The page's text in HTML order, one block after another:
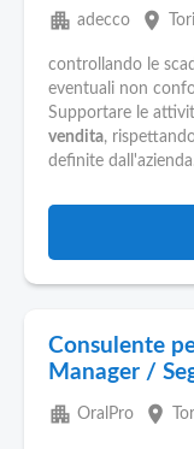
apartment adecco place
controllando le
eventuali non
Supportare le
vendita,
definite
Consulente
Manager /
apartment OralPro place